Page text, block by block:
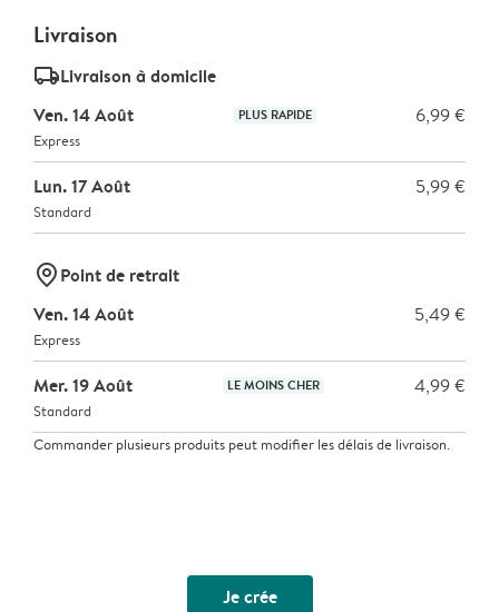
Livraison
delivery_standard_v2Livraison à domicile
Ven. 14 Août
PLUS RAPIDE 6,99 €
Express
Lun. 17 Août 5,99 €
Standard
marker-pinPoint de retrait
Ven. 14 Août
5,49 €
Express
Mer. 19 Août LE MOINS CHER 4,99 €
Standard
Commander plusieurs produits peut modifier les délais de livraison.
Je crée